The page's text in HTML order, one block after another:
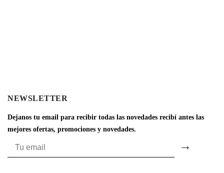
NEWSLETTER
Dejanos tu email para recibir todas las novedades recibí antes las
mejores ofertas, promociones y novedades.